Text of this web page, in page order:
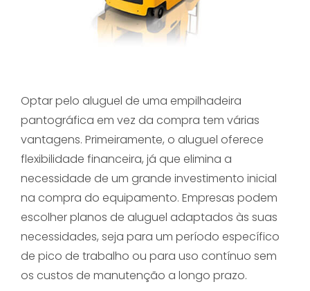
Optar pelo aluguel de uma empilhadeira
pantográfica em vez da compra tem várias
vantagens. Primeiramente, o aluguel oferece
flexibilidade financeira, já que elimina a
necessidade de um grande investimento inicial
na compra do equipamento. Empresas podem
escolher planos de aluguel adaptados às suas
necessidades, seja para um período específico
de pico de trabalho ou para uso contínuo sem
os custos de manutenção a longo prazo.